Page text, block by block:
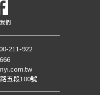
們
211-922
五段100號